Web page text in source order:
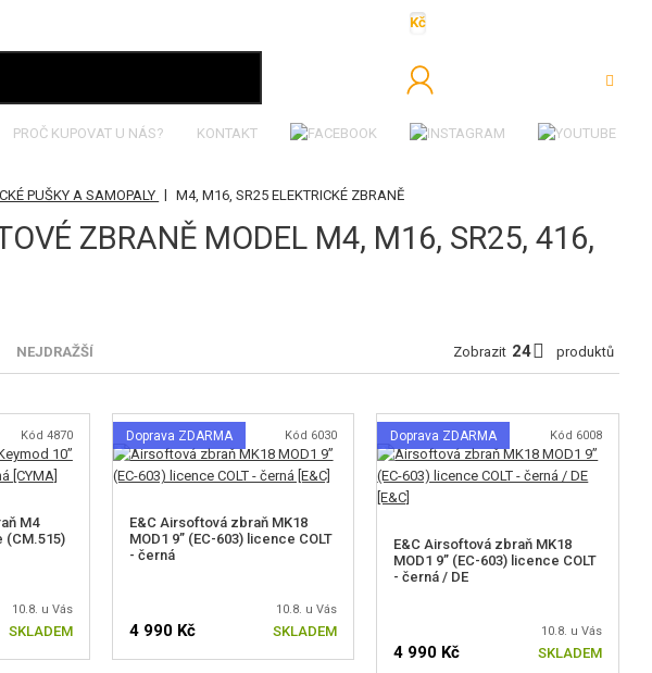
Kč
PROČ KUPOVAT U NÁS? KONTAKT
PUŠKY A SAMOPALY | M4, M16, SR25 ELEKTRICKÉ ZBRANĚ
ZBRANĚ MODEL M4, M16, SR25, 416,
Zobrazit produktů
NEJDRAŽŠÍ
Kód 4870
M4
(CM.515)
10.8. u Vás
SKLADEM
Doprava ZDARMA Kód 6030
E&C Airsoftová zbraň MK18
MOD1 9” (EC-603) licence COLT
- černá
10.8. u Vás
4 990 Kč SKLADEM
Doprava ZDARMA Kód 6008
E&C Airsoftová zbraň MK18
MOD1 9” (EC-603) licence COLT
- černá / DE
10.8. u Vás
4 990 Kč SKLADEM